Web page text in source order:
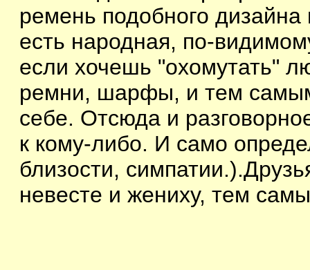
ремень подобного
есть народная, по-
если хочешь "охомутать"
ремни, шарфы, и тем
себе. Отсюда и
к кому-либо. И само
близости,
невесте и жениху, тем